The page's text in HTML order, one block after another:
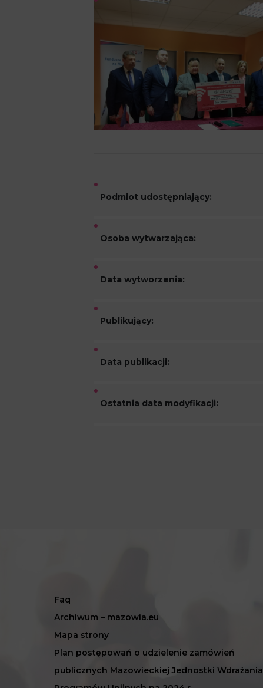
Podmiot udostępniający:
Osoba wytwarzająca:
Data wytworzenia:
Publikujący:
Data publikacji:
Ostatnia data modyfikacji:
Faq
Archiwum – mazowia.eu
Mapa strony
Plan postępowań o udzielenie zamówień
publicznych Mazowieckiej Jednostki Wdrażania